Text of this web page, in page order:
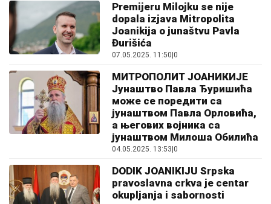
Premijeru Milojku se nije
dopala izjava Mitropolita
Joanikija o junaštvu Pavla
Đurišića
07.05.2025. 11:50 0
МИТРОПОЛИТ ЈОАНИКИЈЕ
Јунаштво Павла Ђуришића
може се поредити са
јунаштвом Павла Орловића,
а његових војника са
јунаштвом Милоша Обилића
04.05.2025. 13:53 0
DODIK JOANIKIJU Srpska
pravoslavna crkva je centar
okupljanja i sabornosti